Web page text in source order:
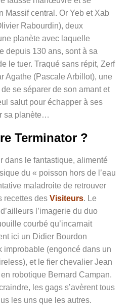
Massif central. Or Yeb et Xab
Rabourdin), deux
planète avec laquelle
depuis 130 ans, sont à sa
le tuer. Traqué sans répit, Zerf
Agathe (Pascale Arbillot), une
se séparer de son amant et
salut pour échapper à ses
sa planète…
Terminator ?
dans le fantastique, alimenté
du « poisson hors de l’eau
maladroite de retrouver
recettes des Visiteurs. Le
l’imagerie du duo
courbé qu’incarnait
ici un Didier Bourdon
improbable (engoncé dans un
et le fier chevalier Jean
en robotique Bernard Campan.
les gags s’avèrent tous
les uns que les autres.